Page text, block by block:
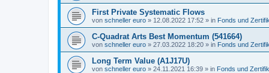
First Private Systematic Flows
von schneller euro » 12.08.2022 17:52 » in Fonds und
C-Quadrat Arts Best Momentum (541664)
von schneller euro » 27.03.2022 18:20 » in Fonds und
Long Term Value (A1J17U)
von schneller euro » 24.11.2021 16:39 » in Fonds und